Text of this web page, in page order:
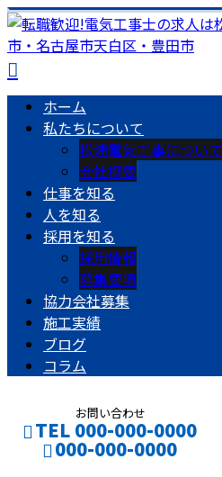
ホーム
私たちについて
松浦電気工事について
会社概要
仕事を知る
人を知る
採用を知る
採用情報
募集要項
協力会社募集
施工実績
ブログ
コラム
お問い合わせ
TEL 000-000-0000
000-000-0000